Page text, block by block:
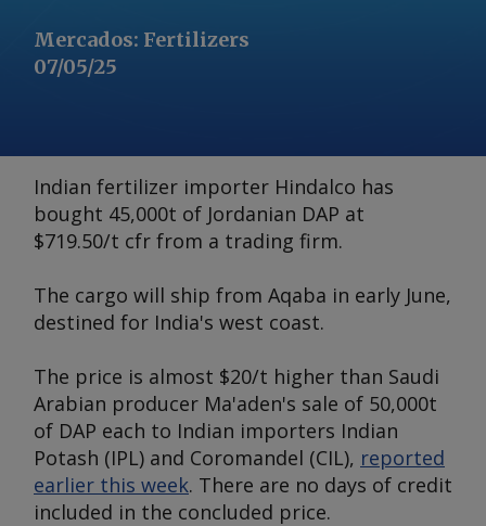
Mercados: Fertilizers
07/05/25
Indian fertilizer importer Hindalco has
bought 45,000t of Jordanian DAP at
$719.50/t cfr from a trading firm.
The cargo will ship from Aqaba in early June,
destined for India's west coast.
The price is almost $20/t higher than Saudi
Arabian producer Ma'aden's sale of 50,000t
of DAP each to Indian importers Indian
Potash (IPL) and Coromandel (CIL), reported
earlier this week. There are no days of credit
included in the concluded price.